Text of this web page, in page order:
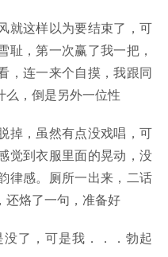
就这样以为要结束了，可
耻，第一次赢了我一把，
，连一来个自摸，我跟同
么，倒是另外一位性
掉，虽然有点没戏唱，可
觉到衣服里面的晃动，没
律感。厕所一出来，二话
还烙了一句，准备好
了，可是我．．．勃起